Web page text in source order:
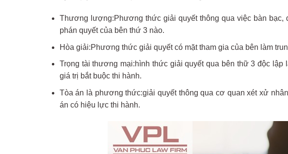
Thương lượng:Phương thức giải quyết thông qua việc bàn
phán quyết của bên thứ 3 nào.
Hòa giải:Phương thức giải quyết có mặt tham gia của bên làm
Trọng tài thương mại:hình thức giải quyết qua bên thữ 3 độc
giá trị bắt buộc thi hành.
Tòa án là phương thức:giải quyết thông qua cơ quan xét xử
án có hiệu lực thi hành.